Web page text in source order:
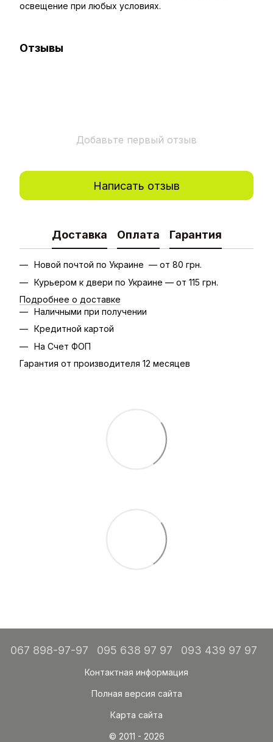
освещение при любых условиях.
Отзывы
Добавьте первый отзыв
Написать отзыв
Доставка Оплата Гарантия
Новой почтой по Украине — от 80 грн.
Курьером к двери по Украине — от 115 грн.
Подробнее о доставке
Наличными при получении
Кредитной картой
На Счет ФОП
Гарантия от производителя 12 месяцев
067 898-97-97 095 638 97 97 093 439 97 97
Контактная информация
Полная версия сайта
Карта сайта
© 2011 - 2026